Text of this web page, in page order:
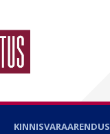
KINNISVARAARENDUS